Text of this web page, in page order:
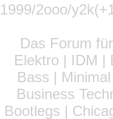
1999/2ooo/
Das Forum
Elektro | IDM |
Bass |
Business
Bootlegs |